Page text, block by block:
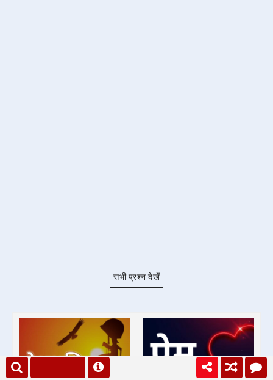
सभी प्रश्न देखें